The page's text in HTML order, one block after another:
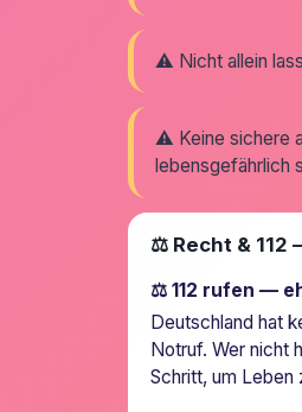
⚠️ Nicht allein
⚠️ Keine sichere
lebensgefährlich
⚖️ Recht &
⚖️ 112 rufen —
Deutschland hat
Notruf. Wer nicht
Schritt, um Leben